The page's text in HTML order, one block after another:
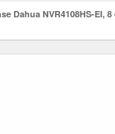
Dahua NVR4108HS-EI,